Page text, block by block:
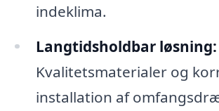
indeklima.
Langtidsholdbar løsning:
Kvalitetsmaterialer og
installation af